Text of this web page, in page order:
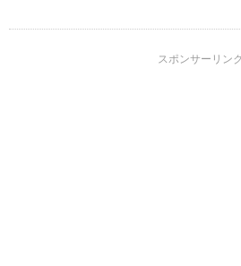
スポンサーリンク